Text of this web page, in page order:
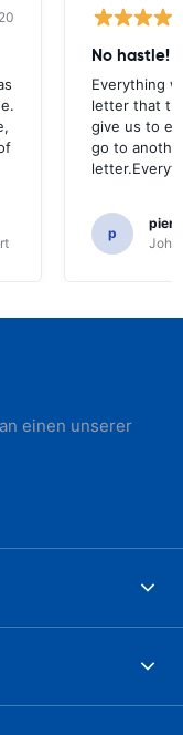
No hastle!
Everything
letter that
give us to
go to
p
einen unserer